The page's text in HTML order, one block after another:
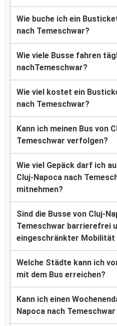
Wie buche ich ein
nach Temeschwar?
Wie viele Busse fahren
nachTemeschwar?
Wie viel kostet ein
nach Temeschwar?
Kann ich meinen Bus von
Temeschwar verfolgen?
Wie viel Gepäck darf ich
Cluj-Napoca nach
mitnehmen?
Sind die Busse von Cluj-
Temeschwar barrierefrei
eingeschränkter Mobilität
Welche Städte kann ich
mit dem Bus erreichen?
Kann ich einen
Napoca nach